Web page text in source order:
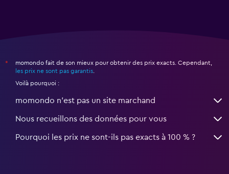
*
momondo fait de son mieux pour obtenir des prix exacts. Cependant,
les prix ne sont pas garantis.
Voilà pourquoi :
momondo n'est pas un site marchand
Nous recueillons des données pour vous
Pourquoi les prix ne sont-ils pas exacts à 100 % ?